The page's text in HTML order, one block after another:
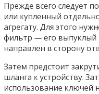
Прежде всего следует
или купленный
агрегату. Для этого
фильтр — его выпуклый
направлен в сторону
Затем предстоит
шланга к устройству.
использование ключей